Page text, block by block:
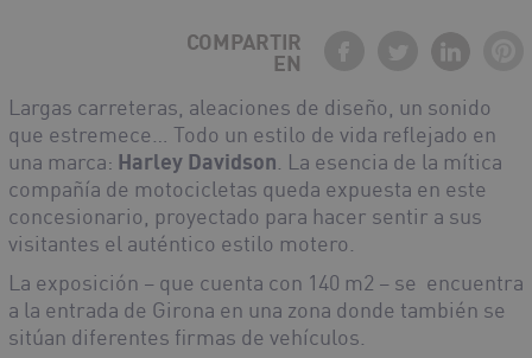
COMPARTIR
EN
Largas carreteras, aleaciones de diseño, un sonido
que estremece… Todo un estilo de vida reflejado en
una marca: Harley Davidson . La esencia de la mítica
compañía de motocicletas queda expuesta en este
concesionario, proyectado para hacer sentir a sus
visitantes el auténtico estilo motero.
La exposición – que cuenta con 140 m2 – se encuentra
a la entrada de Girona en una zona donde también se
sitúan diferentes firmas de vehículos.